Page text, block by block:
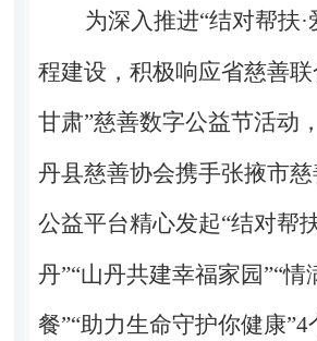
为深入推进“结对帮扶·
程建设， 积极响应省慈善
甘肃”慈善数字公益节活动，
丹县慈善协会携手张掖市
公益平台精心发起“结对帮
丹”“山丹共建幸福家园”“情
餐”“助力生命守护你健康”4